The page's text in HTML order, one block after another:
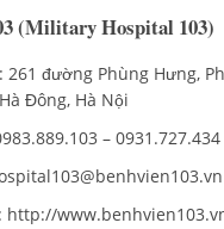
(Military Hospital 103)
261 đường Phùng Hưng,
Đông, Hà Nội
– 0931.727.434
http://